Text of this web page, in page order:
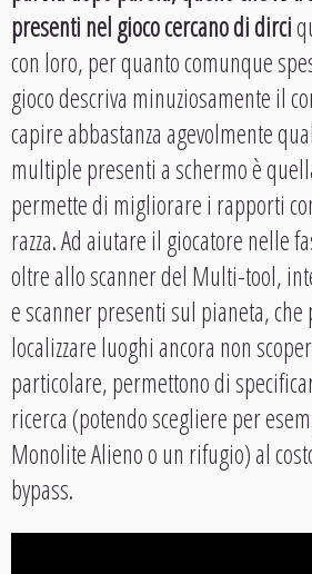
presenti nel gioco cercano di dirci
con loro, per quanto comunque
gioco descriva minuziosamente il
capire abbastanza agevolmente
multiple presenti a schermo è
permette di migliorare i rapporti
razza. Ad aiutare il giocatore nelle
oltre allo scanner del Multi-tool,
e scanner presenti sul pianeta,
localizzare luoghi ancora non
particolare, permettono di
ricerca (potendo scegliere per
Monolite Alieno o un rifugio) al
bypass.